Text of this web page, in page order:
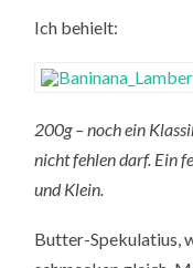
Ich behielt:
200g – noch ein
nicht fehlen darf. Ein
und Klein.
Butter-Spekulatius,